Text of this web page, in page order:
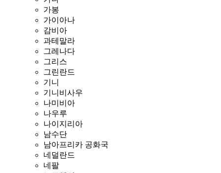
가봉
가이아나
감비아
과테말라
그레나다
그리스
그린란드
기니
기니비사우
나미비아
나우루
나이지리아
남수단
남아프리카 공화국
네덜란드
네팔